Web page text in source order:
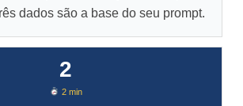
dados são a base do seu prompt.
2
2 min